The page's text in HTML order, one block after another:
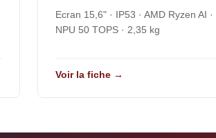
Ecran 15,6" · IP53 · AMD Ryzen AI ·
NPU 50 TOPS · 2,35 kg
Voir la fiche →